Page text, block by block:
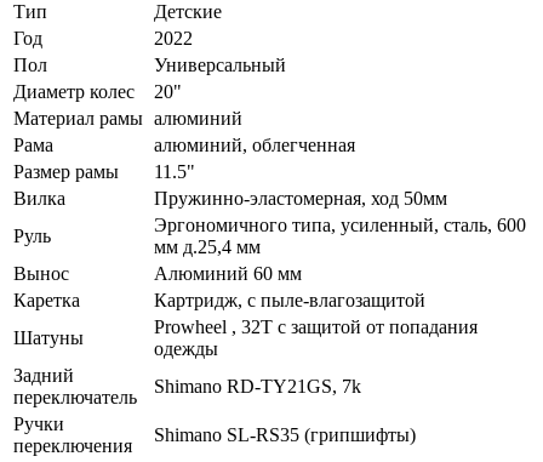
Тип
Детские
Год
2022
Пол
Универсальный
Диаметр колес
20"
Материал рамы алюминий
Рама
алюминий, облегченная
Размер рамы
11.5"
Вилка
Пружинно-эластомерная, ход 50мм
Руль
Эргономичного типа, усиленный, сталь, 600
мм д.25,4 мм
Вынос
Алюминий 60 мм
Каретка
Картридж, с пыле-влагозащитой
Шатуны
Prowheel , 32T с защитой от попадания
одежды
Задний
переключатель
Shimano RD-TY21GS, 7k
Ручки
переключения
Shimano SL-RS35 (грипшифты)